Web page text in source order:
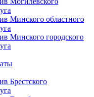
Минского областного
Минского городского
Брестского